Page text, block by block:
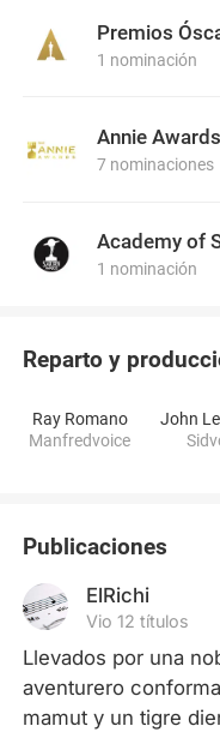
Premios
1 nominación
Annie Awards
7 nominaciones
1 nominación
Reparto y
Ray Romano
Manfredvoice
Publicaciones
ElRichi
Vio 12 títulos
Llevados por una
aventurero
mamut y un tigre